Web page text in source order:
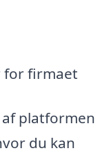
for firmaet
platformen
du kan